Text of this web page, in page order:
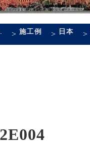
>施工例 > 日本 >